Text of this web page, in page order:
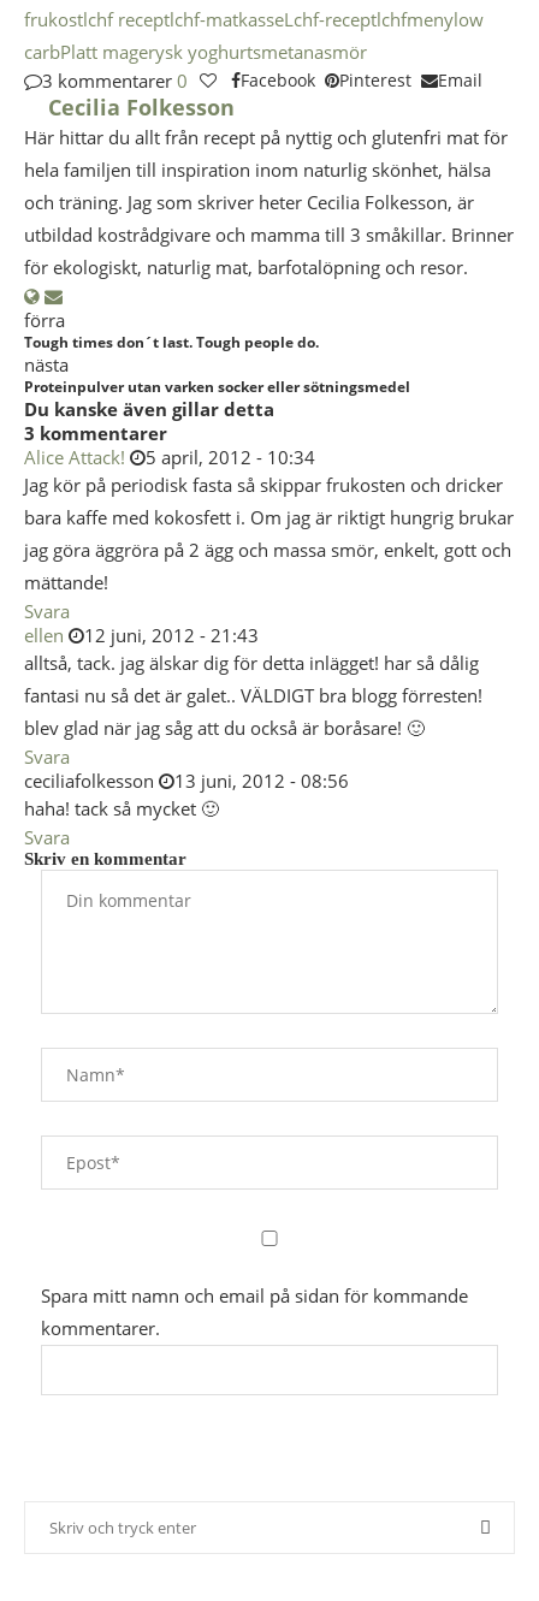
frukostlchf receptlchf-matkasseLchf-receptlchfmenylow
carbPlatt magerysk yoghurtsmetanasmör
3 kommentarer 0 Facebook Pinterest Email
Cecilia Folkesson
Här hittar du allt från recept på nyttig och glutenfri mat för
hela familjen till inspiration inom naturlig skönhet, hälsa
och träning. Jag som skriver heter Cecilia Folkesson, är
utbildad kostrådgivare och mamma till 3 småkillar. Brinner
för ekologiskt, naturlig mat, barfotalöpning och resor.
förra
Tough times don´t last. Tough people do.
nästa
Proteinpulver utan varken socker eller sötningsmedel
Du kanske även gillar detta
3 kommentarer
Alice Attack!
5 april, 2012 - 10:34
Jag kör på periodisk fasta så skippar frukosten och dricker
bara kaffe med kokosfett i. Om jag är riktigt hungrig brukar
jag göra äggröra på 2 ägg och massa smör, enkelt, gott och
mättande!
Svara
ellen
12 juni, 2012 - 21:43
alltså, tack. jag älskar dig för detta inlägget! har så dålig
fantasi nu så det är galet.. VÄLDIGT bra blogg förresten!
blev glad när jag såg att du också är boråsare! 🙂
Svara
ceciliafolkesson
13 juni, 2012 - 08:56
haha! tack så mycket 🙂
Svara
Skriv en kommentar
Spara mitt namn och email på sidan för kommande
kommentarer.